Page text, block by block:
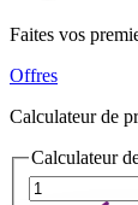
Faites vos
Offres
Calculateur de
Calculateur